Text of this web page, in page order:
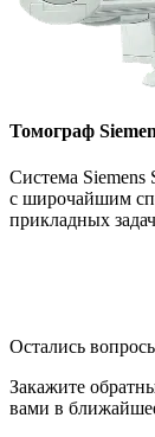
Томограф
Система Siemens
с широчайшим
прикладных
Остались
Закажите
вами в